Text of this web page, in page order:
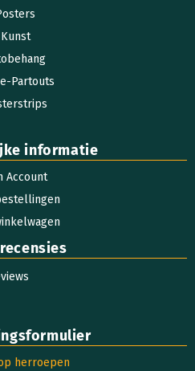
Kunst
Partouts
informatie
Account
herroepen